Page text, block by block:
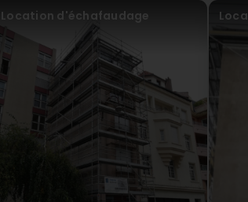
David Plun
Virun 2 Joer(en)
En tant que professionnel , je n'ai
mérite une 20/10 , c'est juste
par leur réponse vous passez une
plaisir de continuer l'aventure avec
people as respectful as at ERJAN. it
someone on the phone. Just by
congratulate them, looking forward
ERJAN Bâtiment SA
Virun 1 Joer(en)
Location d'échafaudage